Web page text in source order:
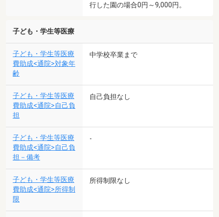
行した園の場合0円～9,000円。
子ども・学生等医療
子ども・学生等医療
費助成<通院>対象年
齢
中学校卒業まで
子ども・学生等医療
費助成<通院>自己負
担
自己負担なし
子ども・学生等医療
費助成<通院>自己負
担－備考
-
子ども・学生等医療
費助成<通院>所得制
限
所得制限なし